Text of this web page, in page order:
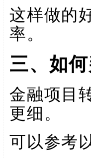
这样做的
率。
三、如
金融项目
更细。
可以参考